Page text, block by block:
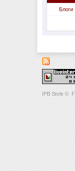
IPB Style ©
Блоги